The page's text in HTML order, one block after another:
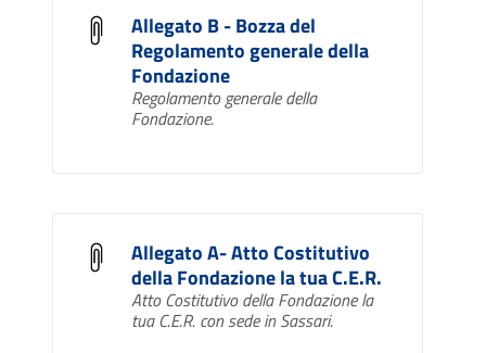
Allegato B - Bozza del
Regolamento generale della
Fondazione
Regolamento generale della
Fondazione.
Allegato A- Atto Costitutivo
della Fondazione la tua C.E.R.
Atto Costitutivo della Fondazione la
tua C.E.R. con sede in Sassari.